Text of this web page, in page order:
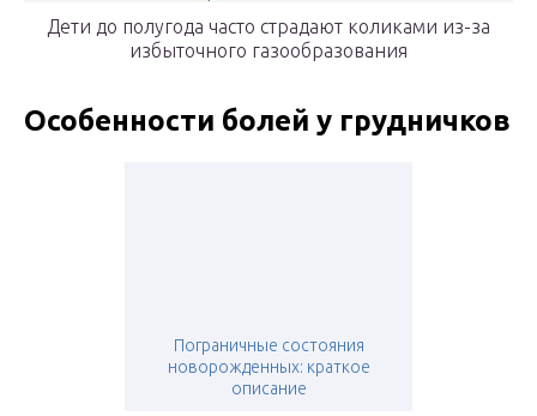
Дети до полугода часто страдают коликами из-за
избыточного газообразования
Особенности болей у грудничков
Пограничные состояния
новорожденных: краткое
описание